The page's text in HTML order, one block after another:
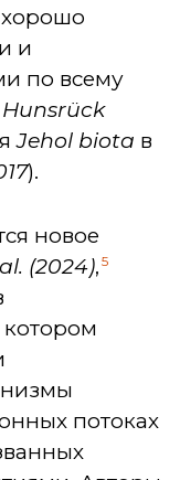
хорошо
и
по всему
Hunsrück
Jehol biota в
).
новое
(2024), 5
потоках